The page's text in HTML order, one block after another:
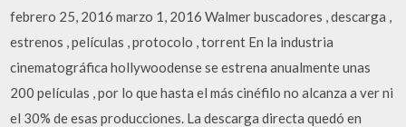
febrero 25, 2016 marzo 1, 2016 Walmer buscadores , descarga ,
estrenos , películas , protocolo , torrent En la industria
cinematográfica hollywoodense se estrena anualmente unas
200 películas , por lo que hasta el más cinéfilo no alcanza a ver ni
el 30% de esas producciones. La descarga directa quedó en